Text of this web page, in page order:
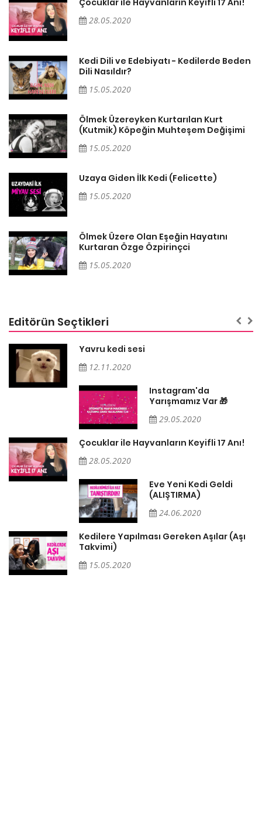
28.05.2020
Kedi Dili ve Edebiyatı - Kedilerde Beden
Dili Nasıldır?
15.05.2020
Ölmek Üzereyken Kurtarılan Kurt
(Kutmik) Köpeğin Muhteşem Değişimi
15.05.2020
Uzaya Giden İlk Kedi (Felicette)
15.05.2020
Ölmek Üzere Olan Eşeğin Hayatını
Kurtaran Özge Özpirinçci
15.05.2020
Editörün Seçtikleri
Yavru kedi sesi
12.11.2020
Instagram'da
Yarışmamız Var 🎁
29.05.2020
Çocuklar ile Hayvanların Keyifli 17 Anı!
28.05.2020
Eve Yeni Kedi Geldi
(ALIŞTIRMA)
24.06.2020
Kedilere Yapılması Gereken Aşılar (Aşı
Takvimi)
15.05.2020